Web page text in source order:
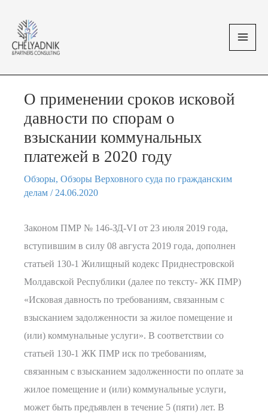
содержимому
О применении сроков исковой
давности по спорам о
взыскании коммунальных
платежей в 2020 году
Обзоры, Обзоры Верховного суда по гражданским
делам /24.06.2020
Законом ПМР № 146-ЗД-VI от 23 июля 2019 года,
вступившим в силу 08 августа 2019 года, дополнен
статьей 130-1 Жилищный кодекс Приднестровской
Молдавской Республики (далее по тексту- ЖК ПМР)
«Исковая давность по требованиям, связанным с
взысканием задолженности за жилое помещение и
(или) коммунальные услуги». В соответствии со
статьей 130-1 ЖК ПМР иск по требованиям,
связанным с взысканием задолженности по оплате за
жилое помещение и (или) коммунальные услуги,
может быть предъявлен в течение 5 (пяти) лет. В